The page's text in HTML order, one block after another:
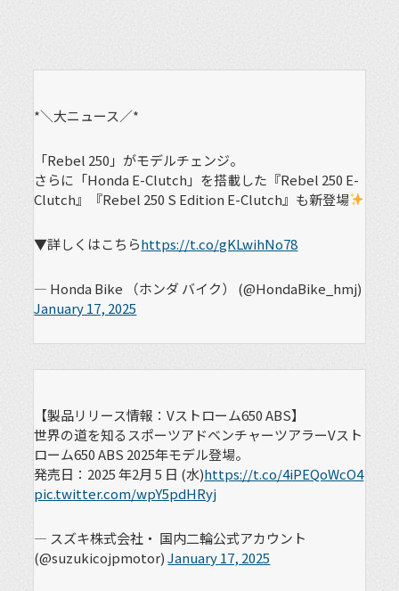
*＼大ニュース／*
「Rebel 250」がモデルチェンジ。
さらに「Honda E-Clutch」を搭載した『Rebel 250 E-
Clutch』『Rebel 250 S Edition E-Clutch』も新登場
▼詳しくはこちらhttps://t.co/gKLwihNo78
— Honda Bike （ホンダ バイク） (@HondaBike_hmj)
January 17, 2025
【製品リリース情報：Vストローム650 ABS】
世界の道を知るスポーツアドベンチャーツアラーVスト
ローム650 ABS 2025年モデル登場。
発売日：2025 年2月 5 日 (水)https://t.co/4iPEQoWcO4
pic.twitter.com/wpY5pdHRyj
— スズキ株式会社・ 国内二輪公式アカウント
(@suzukicojpmotor)January 17, 2025